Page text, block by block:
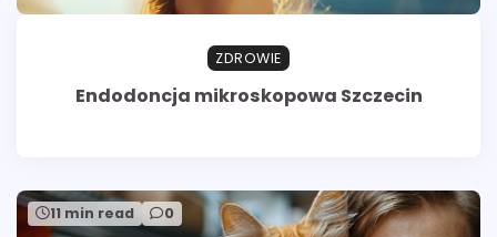
ZDROWIE
Endodoncja mikroskopowa Szczecin
11 min read 0